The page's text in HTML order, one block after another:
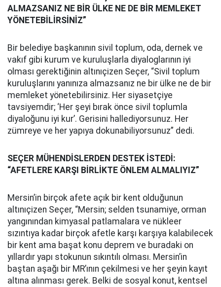
ALMAZSANIZ NE BİR ÜLKE NE DE BİR MEMLEKET
YÖNETEBİLİRSİNİZ”
Bir belediye başkanının sivil toplum, oda, dernek ve
vakıf gibi kurum ve kuruluşlarla diyaloglarının iyi
olması gerektiğinin altınıçizen Seçer, “Sivil toplum
kuruluşlarını yanınıza almazsanız ne bir ülke ne de bir
memleket yönetebilirsiniz. Her siyasetçiye
tavsiyemdir; ‘Her şeyi bırak önce sivil toplumla
diyaloğunu iyi kur’. Gerisini hallediyorsunuz. Her
zümreye ve her yapıya dokunabiliyorsunuz” dedi.
SEÇER MÜHENDİSLERDEN DESTEK İSTEDİ:
“AFETLERE KARŞI BİRLİKTE ÖNLEM ALMALIYIZ”
Mersin’in birçok afete açık bir kent olduğunun
altınıçizen Seçer, “Mersin; selden tsunamiye, orman
yangınından kimyasal patlamalara ve nükleer
sızıntıya kadar birçok afetle karşı karşıya kalabilecek
bir kent ama başat konu deprem ve buradaki on
yıllardır yapı stokunun sıkıntılı olması. Mersin’in
baştan aşağı bir MR’ının çekilmesi ve her şeyin kayıt
altına alınması gerek. Belki de sosyal konut, kentsel